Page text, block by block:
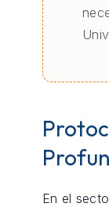
En el